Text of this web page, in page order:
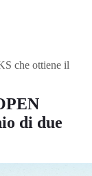
che ottiene il
di due